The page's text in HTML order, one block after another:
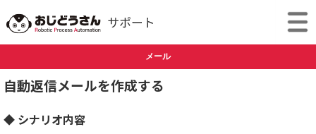
メール
自動返信メールを作成する
◆ シナリオ内容